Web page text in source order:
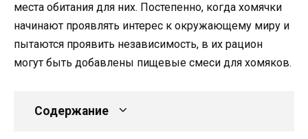
места обитания для них. Постепенно, когда хомячки
начинают проявлять интерес к окружающему миру и
пытаются проявить независимость, в их рацион
могут быть добавлены пищевые смеси для хомяков.
Содержание